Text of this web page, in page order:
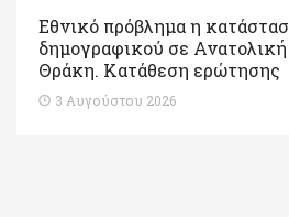
Εθνικό πρόβλημα η
δημογραφικού σε
Θράκη. Κατάθεση ερώτησης
3 Αυγούστου 2026